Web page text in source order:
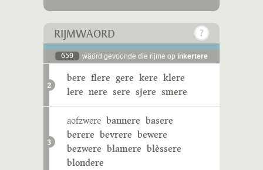
RIJMWÄÖRD
659 wäörd gevoonde die rijme op inkertere
2
bere flere gere kere klere
lere nere sere sjere smere
3
aofzwere bannere basere
berere bevrere bewere
bezwere blamere blèssere
blondere